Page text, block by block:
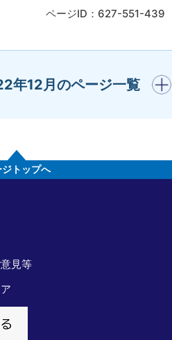
ページID：627-551-439
年12月のページ一覧
開く
ジトップへ
見等